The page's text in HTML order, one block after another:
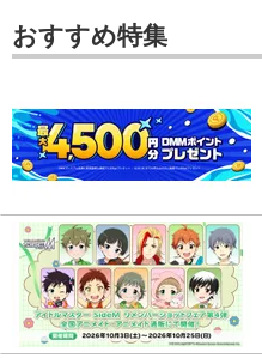
おすすめ特集